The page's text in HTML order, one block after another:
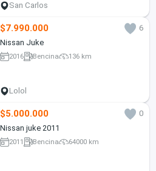
San Carlos
$7.990.000
6
Nissan Juke
2016 Bencina 136 km
Lolol
$5.000.000
0
Nissan juke 2011
2011 Bencina 64000 km